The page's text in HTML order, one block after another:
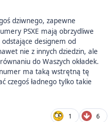
dziwnego, zapewne
PSXE mają obrzydliwe
designem od
nie z innych dziedzin, ale
do Waszych okładek.
ma taką wstrętną tę
czegoś ładnego tylko takie
1 6